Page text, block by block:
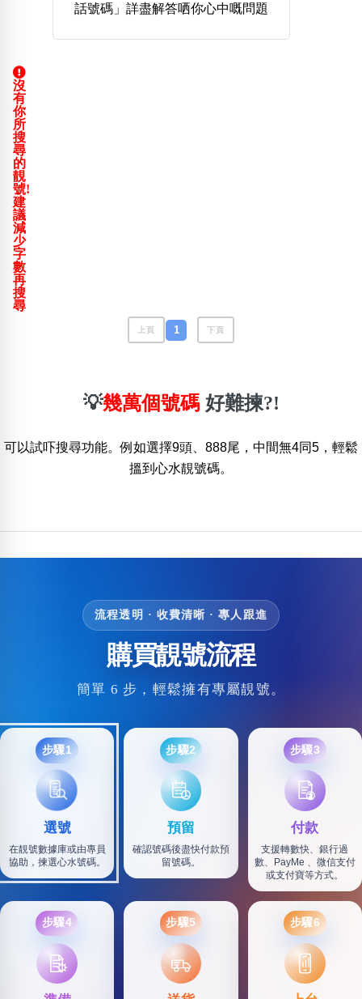
清除全部分類
話號碼」詳盡解答哂你心中嘅問題
沒
有
你
所
搜
尋
的
靚
號!
建
議
減
少
字
數
再
搜
尋
上頁 1 下頁
💡幾萬個號碼 好難揀?!
可以試吓搜尋功能。例如選擇9頭、888尾，中間無4同5，輕鬆
搵到心水靚號碼。
流程透明 · 收費清晰 · 專人跟進
購買靚號流程
簡單 6 步，輕鬆擁有專屬靚號。
步驟1
選號
在靚號數據庫或由專員
協助，揀選心水號碼。
步驟2
預留
確認號碼後盡快付款預
留號碼。
步驟3
付款
支援轉數快、銀行過
數、PayMe 、微信支付
或支付寶等方式。
步驟4 步驟5
SF
步驟6